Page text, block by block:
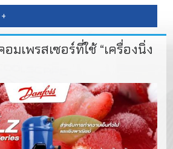
มเพรสเซอร์ที่ใช้ “เครื่องนิ่ง